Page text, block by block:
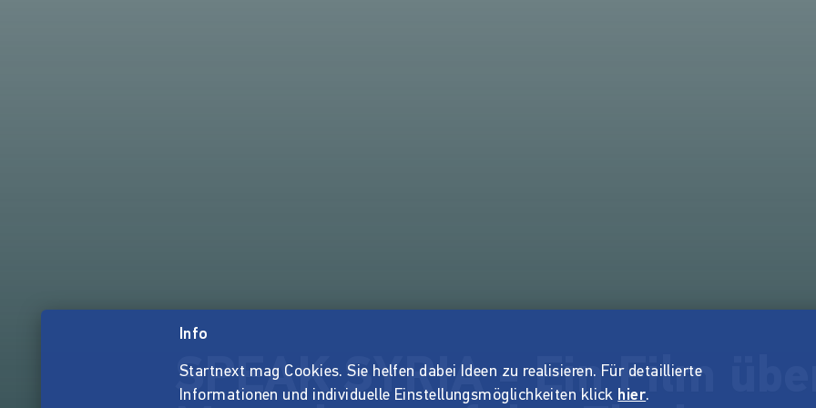
SPEAK SYRIA - Ein Film
Info
Startnext mag Cookies. Sie helfen dabei Ideen zu realisieren. Für detaillierte
Informationen und individuelle Einstellungsmöglichkeiten klick hier.